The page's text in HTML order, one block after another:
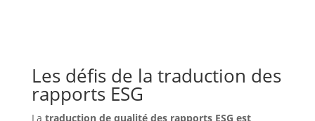
Les défis de la traduction des
rapports ESG
La traduction de qualité des rapports ESG est